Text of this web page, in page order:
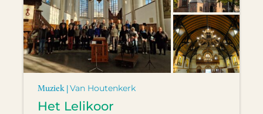
Muziek |Van Houtenkerk
Het Lelikoor